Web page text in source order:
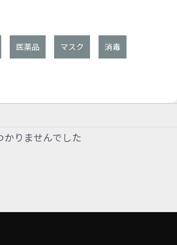
医薬品 マスク 消毒
りませんでした